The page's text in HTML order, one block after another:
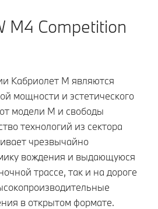
M4 Competition
Кабриолет M являются
мощности и эстетического
модели M и свободы
технологий из сектора
чрезвычайно
вождения и выдающуюся
трассе, так и на дороге
в открытом формате.